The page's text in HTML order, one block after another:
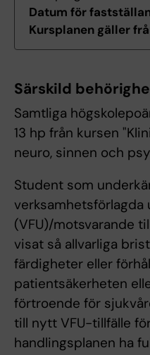
Datum för
Kursplanen gäller
Särskild
Samtliga
13 hp från kursen
neuro, sinnen och
Student som
verksamhetsförlagda
(VFU)/motsvarande
visat så allvarliga
färdigheter eller
patientsäkerheten
förtroende för
till nytt VFU-tillfälle
handlingsplanen ha